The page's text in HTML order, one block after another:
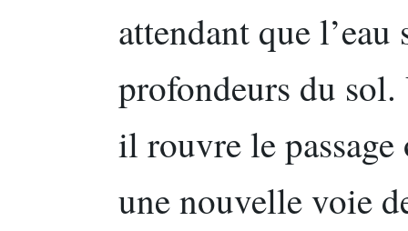
attendant que
profondeurs du
il rouvre le
une nouvelle voie